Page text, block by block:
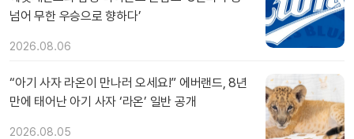
넘어 무한 우승으로 향하다’
2026.08.06
“아기 사자 라온이 만나러 오세요!” 에버랜드, 8년
만에 태어난 아기 사자 ‘라온’ 일반 공개
2026.08.05